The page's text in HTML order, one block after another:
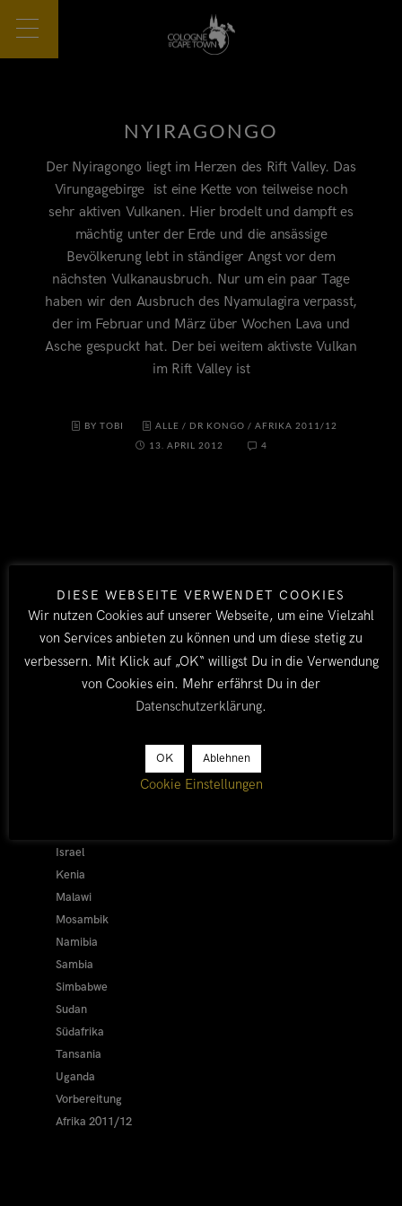
NYIRAGONGO
Der Nyiragongo liegt im Herzen des Rift Valley. Das
Virungagebirge ist eine Kette von teilweise noch
sehr aktiven Vulkanen. Hier brodelt und dampft es
mächtig unter der Erde und die ansässige
Bevölkerung lebt in ständiger Angst vor dem
nächsten Vulkanausbruch. Nur um ein paar Tage
haben wir den Ausbruch des Nyamulagira verpasst,
der im Februar und März über Wochen Lava und
Asche gespuckt hat. Der bei weitem aktivste Vulkan
im Rift Valley ist
BY TOBI ALLE / DR KONGO /AFRIKA 2011/12
13. APRIL 2012
4
LÄNDER
Israel
Kenia
Malawi
Mosambik
Namibia
Sambia
Simbabwe
Sudan
Südafrika
Tansania
Uganda
Vorbereitung
Afrika 2011/12
DIESE WEBSEITE VERWENDET COOKIES
Wir nutzen Cookies auf unserer Webseite, um eine Vielzahl
von Services anbieten zu können und um diese stetig zu
verbessern. Mit Klick auf „OK“ willigst Du in die Verwendung
von Cookies ein. Mehr erfährst Du in der
Datenschutzerklärung.
OK Ablehnen
Cookie Einstellungen